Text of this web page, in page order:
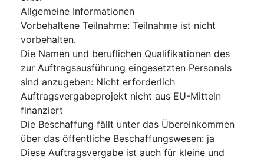
Allgemeine Informationen
Vorbehaltene Teilnahme: Teilnahme ist nicht
vorbehalten.
Die Namen und beruflichen Qualifikationen des
zur Auftragsausführung eingesetzten Personals
sind anzugeben: Nicht erforderlich
Auftragsvergabeprojekt nicht aus EU-Mitteln
finanziert
Die Beschaffung fällt unter das Übereinkommen
über das öffentliche Beschaffungswesen: ja
Diese Auftragsvergabe ist auch für kleine und